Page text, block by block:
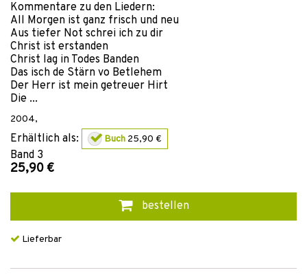
Kommentare zu den Liedern:
All Morgen ist ganz frisch und neu
Aus tiefer Not schrei ich zu dir
Christ ist erstanden
Christ lag in Todes Banden
Das isch de Stärn vo Betlehem
Der Herr ist mein getreuer Hirt
Die ...
2004,
Erhältlich als: Buch 25,90 €
Band 3
25,90 €
bestellen
Lieferbar